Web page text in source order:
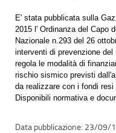
E' stata pubblicata sulla
2015 l' Ordinanza del Capo
Nazionale n.293 del 26
interventi di prevenzione
regola le modalità di
rischio sismico previsti
da realizzare con i fondi resi
Disponibili normativa e
23/09/